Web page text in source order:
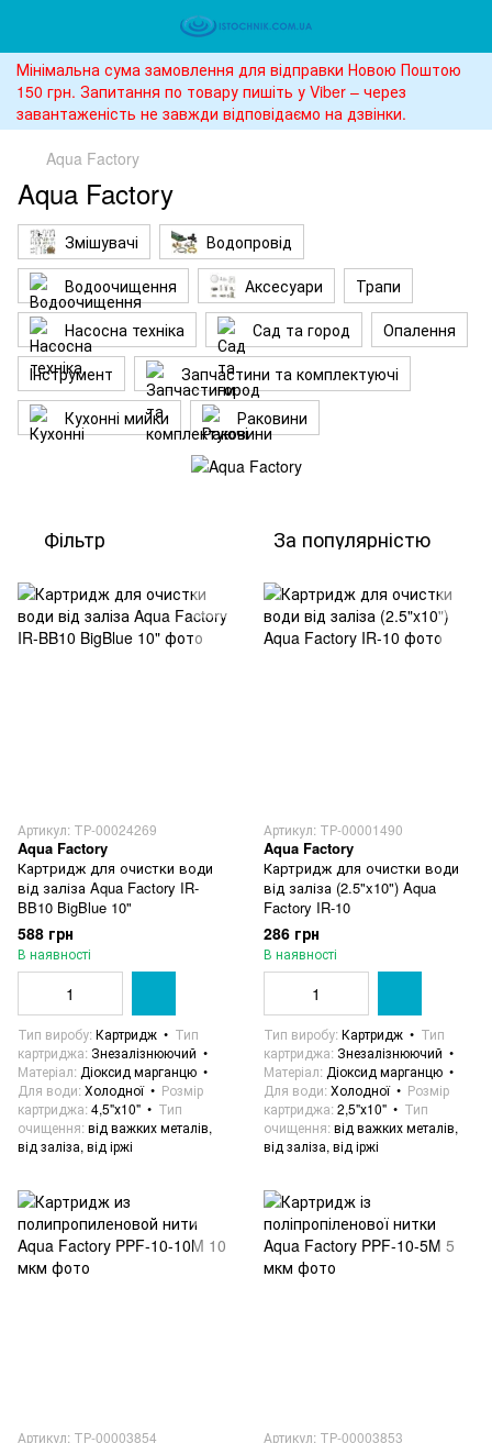
Мінімальна сума замовлення для відправки Новою Поштою
150 грн. Запитання по товару пишіть у Viber – через
завантаженість не завжди відповідаємо на дзвінки.
Aqua Factory
Aqua Factory
Змішувачі
Водопровід
Водоочищення
Аксесуари
Трапи
Насосна техніка
Сад та город
Опалення
Інструмент
Запчастини та комплектуючі
Кухонні мийки
Раковини
Фільтр За популярністю
Артикул: ТР-00024269
Aqua Factory
Картридж для очистки води
від заліза Aqua Factory IR-
BB10 BigBlue 10"
588 грн
В наявності
Тип виробу Картридж
Тип
картриджа Знезалізнюючий
Матеріал Діоксид марганцю
Для води Холодної
Розмір
картриджа 4,5"х10"
Тип
очищення від важких металів,
від заліза, від іржі
Артикул: ТР-00001490
Aqua Factory
Картридж для очистки води
від заліза (2.5"x10") Aqua
Factory IR-10
286 грн
В наявності
Тип виробу Картридж
Тип
картриджа Знезалізнюючий
Матеріал Діоксид марганцю
Для води Холодної
Розмір
картриджа 2,5"х10"
Тип
очищення від важких металів,
від заліза, від іржі
Артикул: ТР-00003854 Артикул: ТР-00003853